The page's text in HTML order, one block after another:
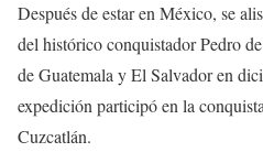
Después de estar en México, se
del histórico conquistador Pedro
de Guatemala y El Salvador en
expedición participó en la
Cuzcatlán.